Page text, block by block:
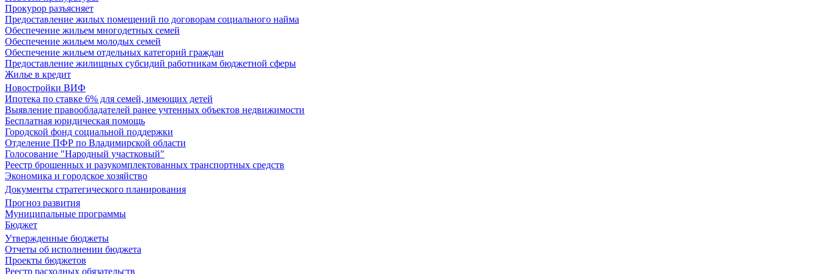
Прокурор разъясняет
Предоставление жилых помещений по договорам социального найма
Обеспечение жильем многодетных семей
Обеспечение жильем молодых семей
Обеспечение жильем отдельных категорий граждан
Предоставление жилищных субсидий работникам бюджетной сферы
Жилье в кредит
Новостройки ВИФ
Ипотека по ставке 6% для семей, имеющих детей
Выявление правообладателей ранее учтенных объектов недвижимости
Бесплатная юридическая помощь
Городской фонд социальной поддержки
Отделение ПФР по Владимирской области
Голосование "Народный участковый"
Реестр брошенных и разукомплектованных транспортных средств
Экономика и городское хозяйство
Документы стратегического планирования
Прогноз развития
Муниципальные программы
Бюджет
Утвержденные бюджеты
Отчеты об исполнении бюджета
Проекты бюджетов
Реестр расходных обязательств